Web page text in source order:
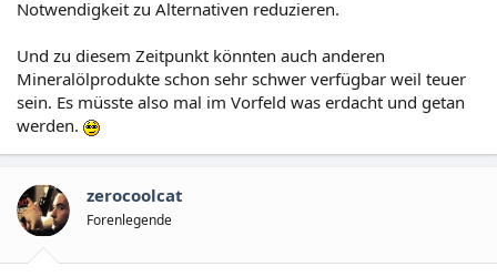
Notwendigkeit zu Alternativen reduzieren.
Und zu diesem Zeitpunkt könnten auch anderen
Mineralölprodukte schon sehr schwer verfügbar weil teuer
sein. Es müsste also mal im Vorfeld was erdacht und getan
werden.
zerocoolcat
Forenlegende